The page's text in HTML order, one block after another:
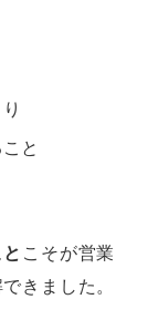
と
こそが営業
きました。